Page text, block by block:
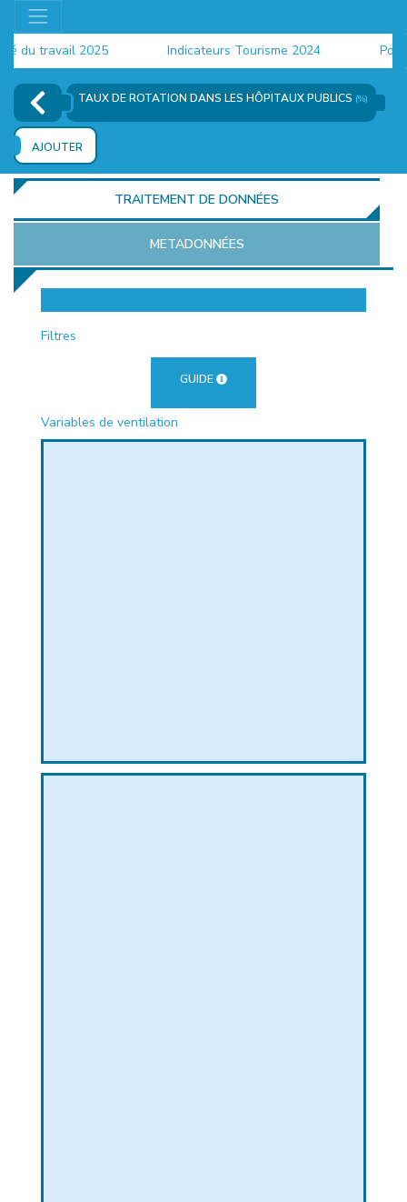
travail 2025 Indicateurs Tourisme 2024
TAUX DE ROTATION DANS LES HÔPITAUX PUBLICS (%)
AJOUTER
TRAITEMENT DE DONNÉES
METADONNÉES
Filtres
GUIDE
Variables de ventilation